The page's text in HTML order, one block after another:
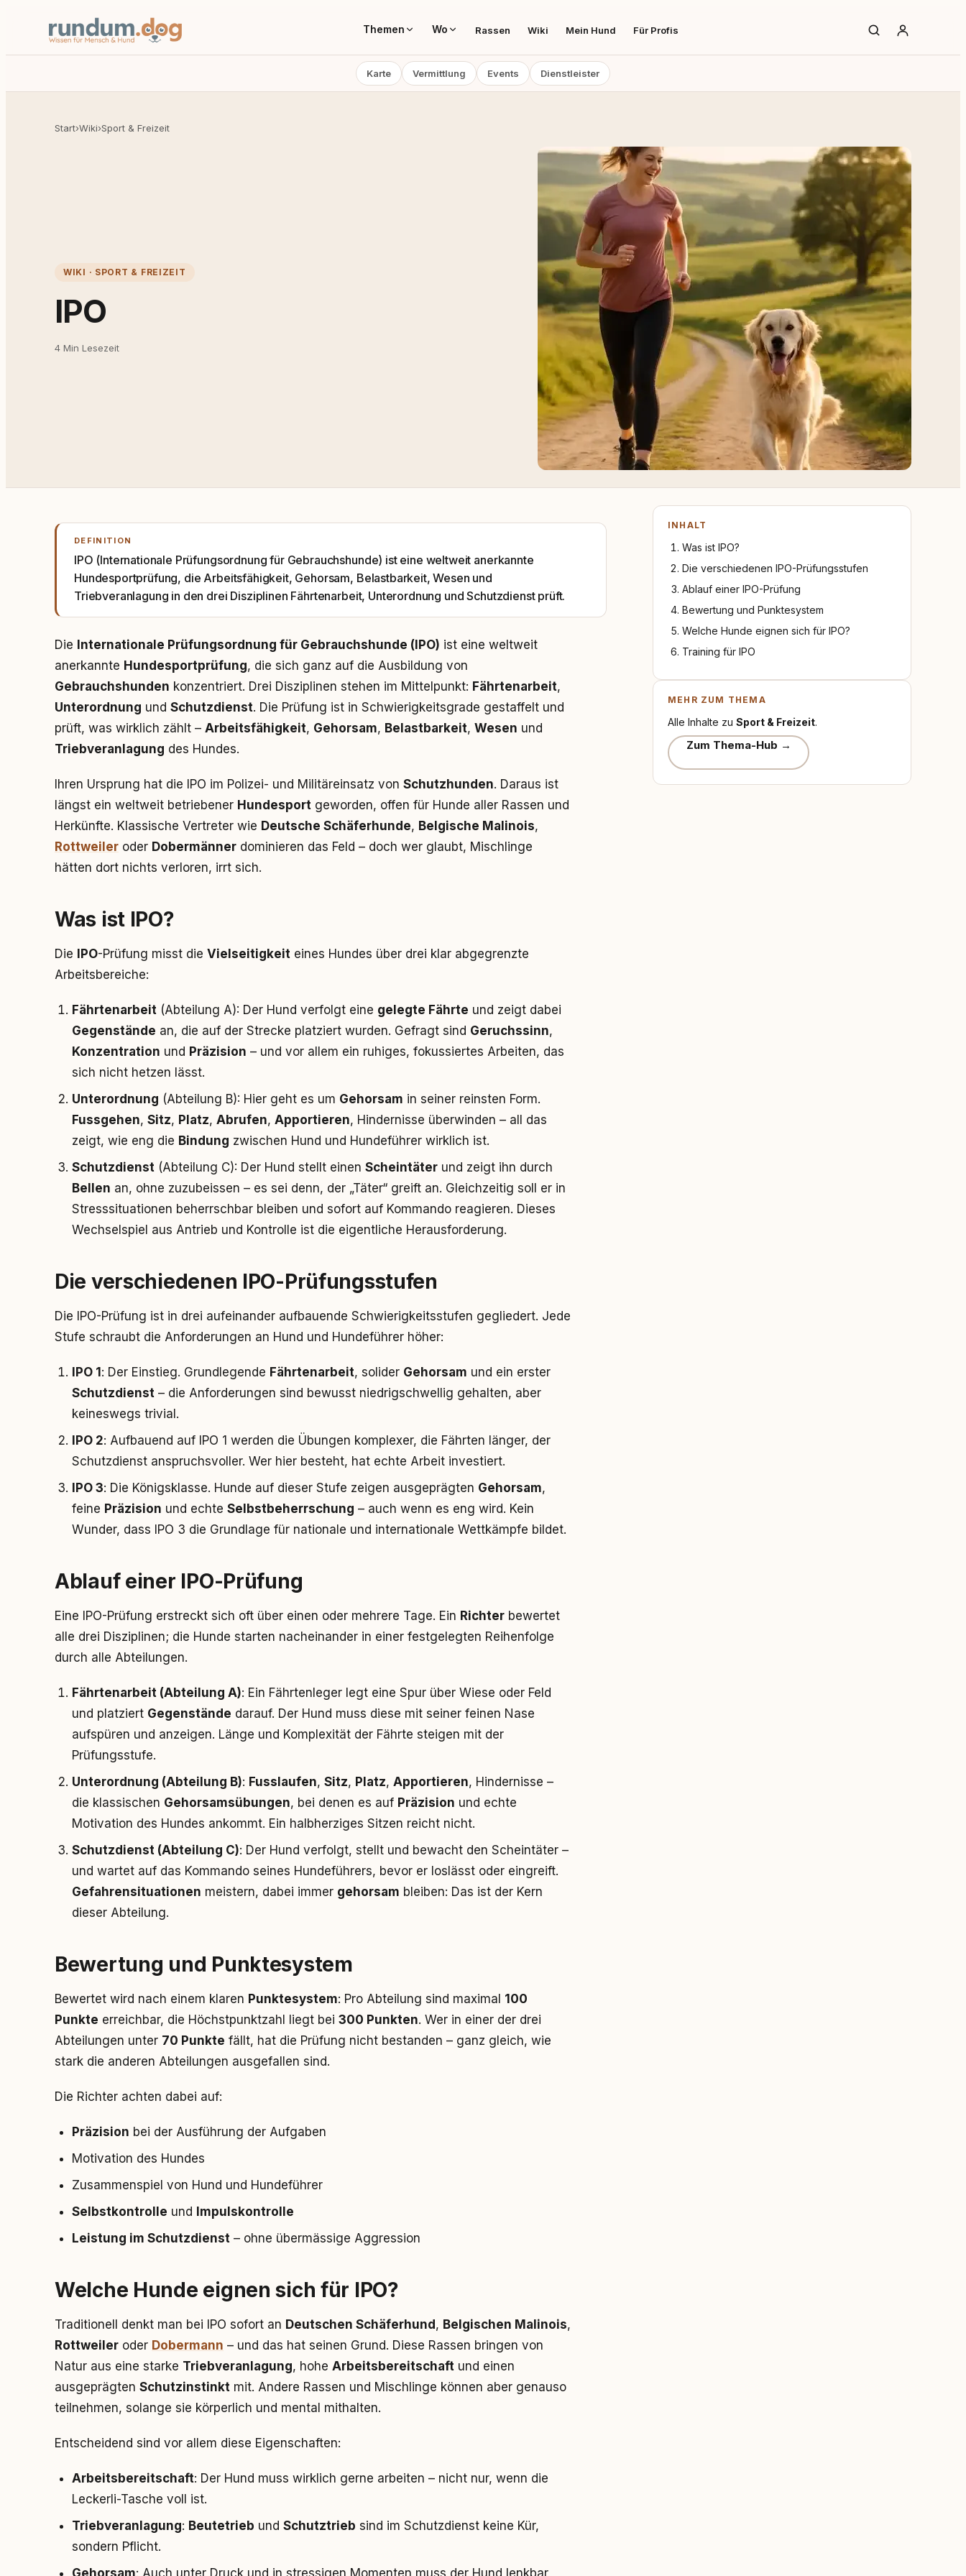
Themen Wo Rassen Wiki Mein Hund Für Profis
Karte Vermittlung Events Dienstleister
Start›Wiki›Sport & Freizeit
WIKI · SPORT & FREIZEIT
IPO
4 Min Lesezeit
DEFINITION
IPO (Internationale Prüfungsordnung für Gebrauchshunde) ist eine weltweit anerkannte
Hundesportprüfung, die Arbeitsfähigkeit, Gehorsam, Belastbarkeit, Wesen und
Triebveranlagung in den drei Disziplinen Fährtenarbeit, Unterordnung und Schutzdienst prüft.
Die Internationale Prüfungsordnung für Gebrauchshunde (IPO) ist eine weltweit
anerkannte Hundesportprüfung, die sich ganz auf die Ausbildung von
Gebrauchshunden konzentriert. Drei Disziplinen stehen im Mittelpunkt: Fährtenarbeit,
Unterordnung und Schutzdienst. Die Prüfung ist in Schwierigkeitsgrade gestaffelt und
prüft, was wirklich zählt – Arbeitsfähigkeit, Gehorsam, Belastbarkeit, Wesen und
Triebveranlagung des Hundes.
Ihren Ursprung hat die IPO im Polizei- und Militäreinsatz von Schutzhunden. Daraus ist
längst ein weltweit betriebener Hundesport geworden, offen für Hunde aller Rassen und
Herkünfte. Klassische Vertreter wie Deutsche Schäferhunde, Belgische Malinois,
Rottweiler oder Dobermänner dominieren das Feld – doch wer glaubt, Mischlinge
hätten dort nichts verloren, irrt sich.
Was ist IPO?
Die IPO-Prüfung misst die Vielseitigkeit eines Hundes über drei klar abgegrenzte
Arbeitsbereiche:
Fährtenarbeit (Abteilung A): Der Hund verfolgt eine gelegte Fährte und zeigt dabei
Gegenstände an, die auf der Strecke platziert wurden. Gefragt sind Geruchssinn,
Konzentration und Präzision – und vor allem ein ruhiges, fokussiertes Arbeiten, das
sich nicht hetzen lässt.
Unterordnung (Abteilung B): Hier geht es um Gehorsam in seiner reinsten Form.
Fussgehen, Sitz, Platz, Abrufen, Apportieren, Hindernisse überwinden – all das
zeigt, wie eng die Bindung zwischen Hund und Hundeführer wirklich ist.
Schutzdienst (Abteilung C): Der Hund stellt einen Scheintäter und zeigt ihn durch
Bellen an, ohne zuzubeissen – es sei denn, der „Täter“ greift an. Gleichzeitig soll er in
Stresssituationen beherrschbar bleiben und sofort auf Kommando reagieren. Dieses
Wechselspiel aus Antrieb und Kontrolle ist die eigentliche Herausforderung.
Die verschiedenen IPO-Prüfungsstufen
Die IPO-Prüfung ist in drei aufeinander aufbauende Schwierigkeitsstufen gegliedert. Jede
Stufe schraubt die Anforderungen an Hund und Hundeführer höher:
IPO 1 : Der Einstieg. Grundlegende Fährtenarbeit, solider Gehorsam und ein erster
Schutzdienst – die Anforderungen sind bewusst niedrigschwellig gehalten, aber
keineswegs trivial.
IPO 2: Aufbauend auf IPO 1 werden die Übungen komplexer, die Fährten länger, der
Schutzdienst anspruchsvoller. Wer hier besteht, hat echte Arbeit investiert.
IPO 3: Die Königsklasse. Hunde auf dieser Stufe zeigen ausgeprägten Gehorsam,
feine Präzision und echte Selbstbeherrschung – auch wenn es eng wird. Kein
Wunder, dass IPO 3 die Grundlage für nationale und internationale Wettkämpfe bildet.
Ablauf einer IPO-Prüfung
Eine IPO-Prüfung erstreckt sich oft über einen oder mehrere Tage. Ein Richter bewertet
alle drei Disziplinen; die Hunde starten nacheinander in einer festgelegten Reihenfolge
durch alle Abteilungen.
Fährtenarbeit (Abteilung A): Ein Fährtenleger legt eine Spur über Wiese oder Feld
und platziert Gegenstände darauf. Der Hund muss diese mit seiner feinen Nase
aufspüren und anzeigen. Länge und Komplexität der Fährte steigen mit der
Prüfungsstufe.
Unterordnung (Abteilung B): Fusslaufen, Sitz, Platz, Apportieren, Hindernisse –
die klassischen Gehorsamsübungen, bei denen es auf Präzision und echte
Motivation des Hundes ankommt. Ein halbherziges Sitzen reicht nicht.
Schutzdienst (Abteilung C): Der Hund verfolgt, stellt und bewacht den Scheintäter –
und wartet auf das Kommando seines Hundeführers, bevor er loslässt oder eingreift.
Gefahrensituationen meistern, dabei immer gehorsam bleiben: Das ist der Kern
dieser Abteilung.
Bewertung und Punktesystem
Bewertet wird nach einem klaren Punktesystem: Pro Abteilung sind maximal 100
Punkte erreichbar, die Höchstpunktzahl liegt bei 300 Punkten. Wer in einer der drei
Abteilungen unter 70 Punkte fällt, hat die Prüfung nicht bestanden – ganz gleich, wie
stark die anderen Abteilungen ausgefallen sind.
Die Richter achten dabei auf:
Präzision bei der Ausführung der Aufgaben
Motivation des Hundes
Zusammenspiel von Hund und Hundeführer
Selbstkontrolle und
Impulskontrolle
Leistung im Schutzdienst – ohne übermässige Aggression
Welche Hunde eignen sich für IPO?
Traditionell denkt man bei IPO sofort an Deutschen Schäferhund , Belgischen Malinois,
Rottweiler oder Dobermann – und das hat seinen Grund. Diese Rassen bringen von
Natur aus eine starke Triebveranlagung, hohe Arbeitsbereitschaft und einen
ausgeprägten Schutzinstinkt mit. Andere Rassen und Mischlinge können aber genauso
teilnehmen, solange sie körperlich und mental mithalten.
Entscheidend sind vor allem diese Eigenschaften:
Arbeitsbereitschaft: Der Hund muss wirklich gerne arbeiten – nicht nur, wenn die
Leckerli-Tasche voll ist.
Triebveranlagung: Beutetrieb und Schutztrieb sind im Schutzdienst keine Kür,
sondern Pflicht.
Gehorsam: Auch unter Druck und in stressigen Momenten muss der Hund lenkbar
INHALT
Was ist IPO?
Die verschiedenen IPO-Prüfungsstufen
Ablauf einer IPO-Prüfung
Bewertung und Punktesystem
Welche Hunde eignen sich für IPO?
Training für IPO
MEHR ZUM THEMA
Alle Inhalte zu Sport & Freizeit.
Zum Thema-Hub →